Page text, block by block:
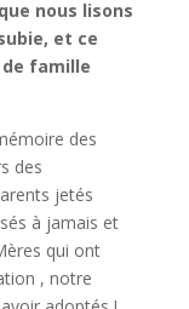
nous lisons
et ce
de famille
des
des
jetés
à jamais et
qui ont
, notre